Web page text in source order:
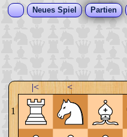
Neues Spiel Partien
|< <
1